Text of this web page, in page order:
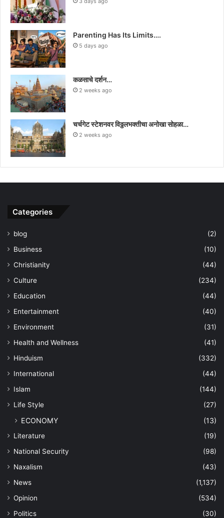
Parenting Has Its Limits….
5 days ago
कळसाचे दर्शन…
2 weeks ago
चर्चगेट स्टेशनवर विठ्ठलभक्तीचा अनोखा सोहळा…
2 weeks ago
Categories
blog
(2)
Business
(10)
Christianity
(44)
Culture
(234)
Education
(44)
Entertainment
(40)
Environment
(31)
Health and Wellness
(41)
Hinduism
(332)
International
(44)
Islam
(144)
Life Style
(27)
ECONOMY (13)
Literature
(19)
National Security
(98)
Naxalism
(43)
News
(1,137)
Opinion
(534)
Politics
(30)